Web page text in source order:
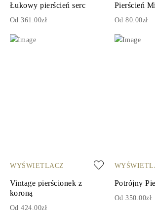
Łukowy pierścień serc
Od 361.00zł
Pierścień
Od 80.00zł
WYŚWIETLACZ
Vintage pierścionek z
koroną
Od 424.00zł
Potrójny
Od 350.00zł